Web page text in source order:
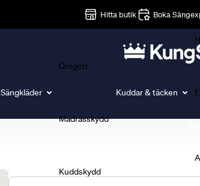
Hitta butik Boka
Sängkläder
Örngott
Madrasskydd
Kuddskydd
Kuddar & täcken